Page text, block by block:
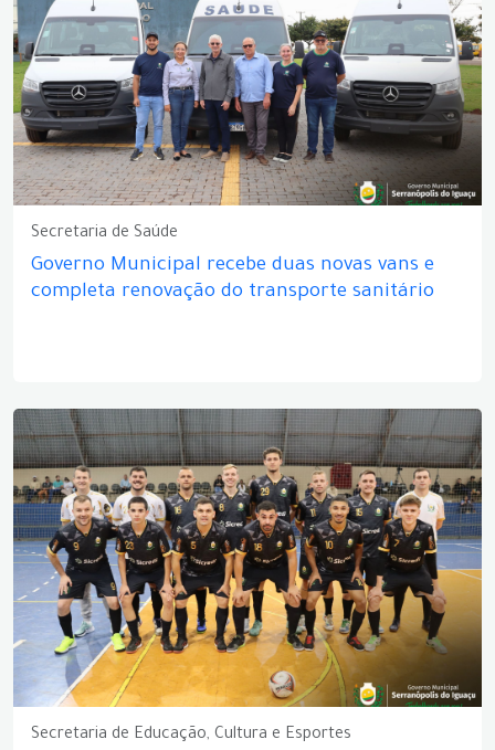
Secretaria de Saúde
Governo Municipal recebe duas novas vans e
completa renovação do transporte sanitário
Secretaria de Educação, Cultura e Esportes